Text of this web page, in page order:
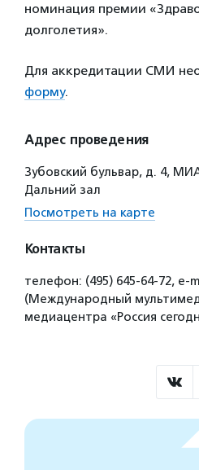
номинация премии
долголетия».
Для аккредитации СМИ
форму.
Адрес проведения
Зубовский бульвар, д. 4,
Дальний зал
Посмотреть на карте
Контакты
телефон: (495) 645-64-72, е-
(Международный
медиацентра «Россия